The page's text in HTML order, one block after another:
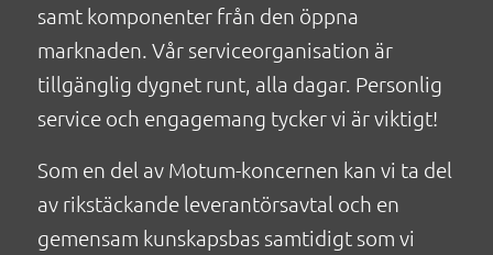
samt komponenter från den öppna
marknaden. Vår serviceorganisation är
tillgänglig dygnet runt, alla dagar. Personlig
service och engagemang tycker vi är viktigt!
Som en del av Motum-koncernen kan vi ta del
av rikstäckande leverantörsavtal och en
gemensam kunskapsbas samtidigt som vi